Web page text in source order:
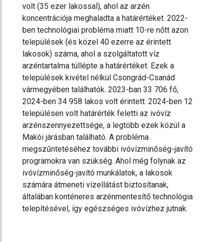
volt (35 ezer lakossal), ahol az arzén
koncentrációja meghaladta a határértéket. 2022-
ben technológiai probléma miatt 10-re nőtt azon
települések (és közel 40 ezerre az érintett
lakosok) száma, ahol a szolgáltatott víz
arzéntartalma túllépte a határértéket. Ezek a
települések kivétel nélkül Csongrád-Csanád
vármegyében találhatók. 2023-ban 33 706 fő,
2024-ben 34 958 lakos volt érintett. 2024-ben 12
településen volt határérték feletti az ivóvíz
arzénszennyezettsége, a legtöbb ezek közül a
Makói járásban található. A probléma
megszűntetéséhez további ivóvízminőség-javító
programokra van szükség. Ahol még folynak az
ivóvízminőség-javító munkálatok, a lakosok
számára átmeneti vízellátást biztosítanak,
általában konténeres arzénmentesítő technológia
telepítésével, így egészséges ivóvízhez jutnak.